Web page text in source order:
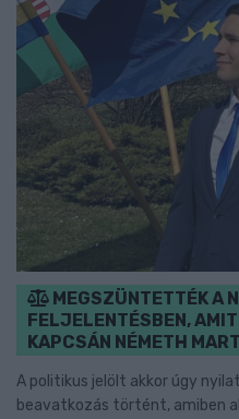
MEGSZÜNTETTÉK A
FELJELENTÉSBEN,
KAPCSÁN NÉMETH
A politikus jelölt akkor úgy
beavatkozás történt, amiben